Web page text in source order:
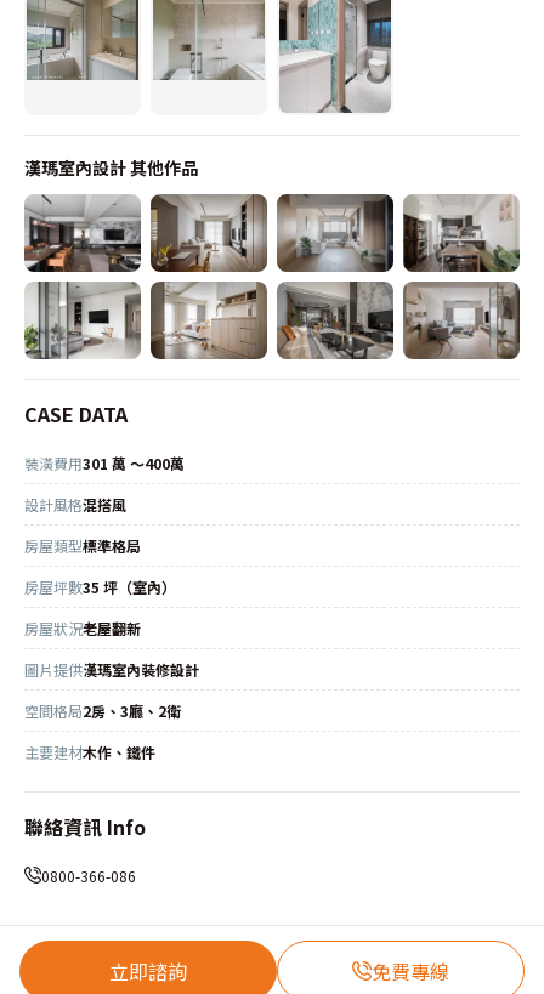
漢瑪室內設計其他作品
CASE DATA
裝潢費用301 萬 ～400萬
設計風格混搭風
房屋類型標準格局
房屋坪數35 坪（室內）
房屋狀況老屋翻新
圖片提供漢瑪室內裝修設計
空間格局2房、3廳、2衛
主要建材木作、鐵件
聯絡資訊 Info
0800-366-086
立即諮詢 免費專線